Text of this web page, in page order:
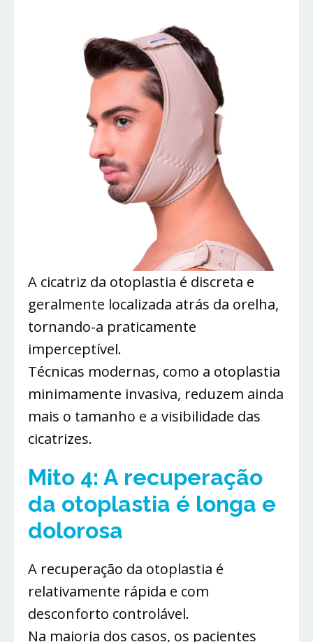
A cicatriz da otoplastia é discreta e
geralmente localizada atrás da orelha,
tornando-a praticamente
imperceptível.
Técnicas modernas, como a otoplastia
minimamente invasiva, reduzem ainda
mais o tamanho e a visibilidade das
cicatrizes.
Mito 4: A recuperação
da otoplastia é longa e
dolorosa
A recuperação da otoplastia é
relativamente rápida e com
desconforto controlável.
Na maioria dos casos, os pacientes